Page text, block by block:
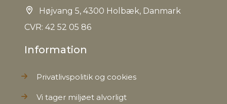
Højvang 5, 4300 Holbæk, Danmark
CVR: 42 52 05 86
Information
Privatlivspolitik og cookies
Vi tager miljøet alvorligt